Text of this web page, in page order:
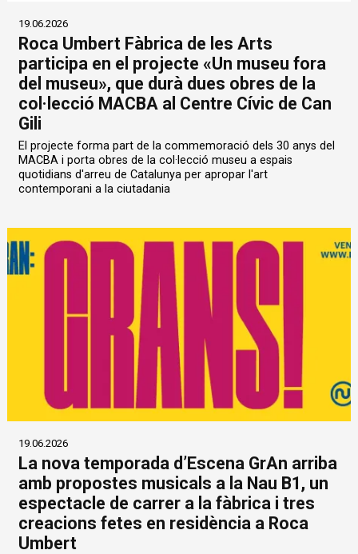
19.06.2026
Roca Umbert Fàbrica de les Arts
participa en el projecte «Un museu fora
del museu», que durà dues obres de la
col·lecció MACBA al Centre Cívic de Can
Gili
El projecte forma part de la commemoració dels 30 anys del
MACBA i porta obres de la col·lecció museu a espais
quotidians d'arreu de Catalunya per apropar l'art
contemporani a la ciutadania
19.06.2026
La nova temporada d’Escena GrAn arriba
amb propostes musicals a la Nau B1, un
espectacle de carrer a la fàbrica i tres
creacions fetes en residència a Roca
Umbert